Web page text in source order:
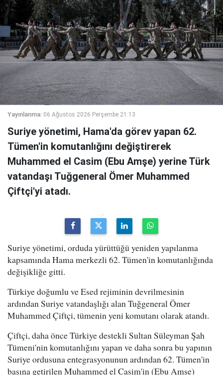
Yayınlanma: 06 Ağustos 2026 Perşembe 21:13
Suriye yönetimi, Hama'da görev yapan 62.
Tümen'in komutanlığını değiştirerek
Muhammed el Casim (Ebu Amşe) yerine Türk
vatandaşı Tuğgeneral Ömer Muhammed
Çiftçi'yi atadı.
Suriye yönetimi, orduda yürüttüğü yeniden yapılanma
kapsamında Hama merkezli 62. Tümen'in komutanlığında
değişikliğe gitti.
Türkiye doğumlu ve Esed rejiminin devrilmesinin
ardından Suriye vatandaşlığı alan Tuğgeneral Ömer
Muhammed Çiftçi, tümenin yeni komutanı olarak atandı.
Çiftçi, daha önce Türkiye destekli Sultan Süleyman Şah
Tümeni'nin komutanlığını yapan ve daha sonra bu yapının
Suriye ordusuna entegrasyonunun ardından 62. Tümen'in
başına getirilen Muhammed el Casim'in (Ebu Amşe)